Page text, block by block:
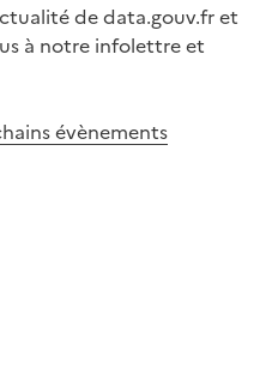
de data.gouv.fr et
à notre infolettre et
évènements